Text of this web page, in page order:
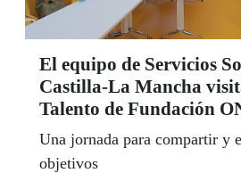
El equipo de Servicios
Castilla-La Mancha
Talento de Fundación
Una jornada para compartir y
objetivos